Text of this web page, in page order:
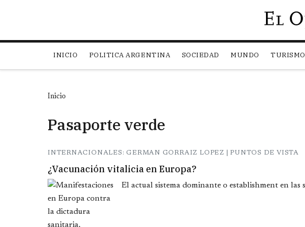
INICIO POLITICA ARGENTINA SOCIEDAD MUNDO TURISMO
Inicio
Pasaporte verde
INTERNACIONALES: GERMAN GORRAIZ LOPEZ | PUNTOS DE VISTA
¿Vacunación vitalicia en Europa?
El actual sistema dominante o establishment en las